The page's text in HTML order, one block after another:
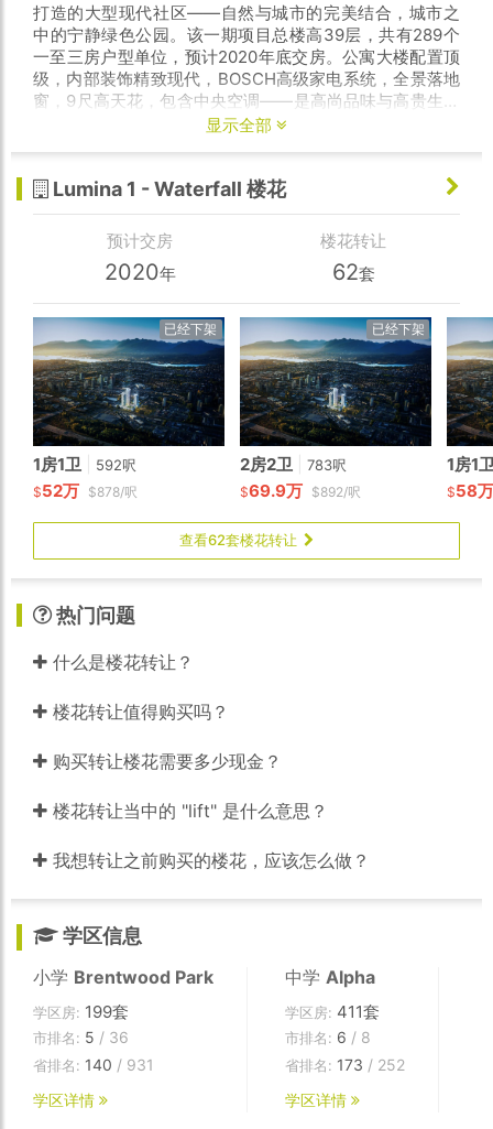
打造的大型现代社区——自然与城市的完美结合，城市之
中的宁静绿色公园。该一期项目总楼高39层，共有289个
一至三房户型单位，预计2020年底交房。公寓大楼配置顶
级，内部装饰精致现代，BOSCH高级家电系统，全景落地
窗，9尺高天花，包含中央空调——是高尚品味与高贵生活
一个储藏间。预计2020年底交房，叫价$61.8万
显示全部
Lumina 1 - Waterfall 楼花
预计交房
2020年
楼花转让
62套
已经下架
1房1卫 592呎
$52万 $878/呎
已经下架
2房2卫 783呎
$69.9万 $892/呎
1房1
$58
查看62套楼花转让
热门问题
什么是楼花转让？
楼花转让值得购买吗？
购买转让楼花需要多少现金？
楼花转让当中的 "lift" 是什么意思？
我想转让之前购买的楼花，应该怎么做？
学区信息
小学 Brentwood Park
学区房: 199套
市排名: 5 / 36
省排名: 140 / 931
学区详情
中学 Alpha
学区房: 411套
市排名: 6 / 8
省排名: 173 / 252
学区详情